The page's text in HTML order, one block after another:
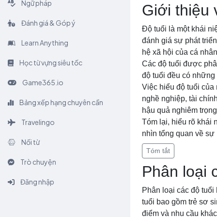
Ngữ pháp
Đánh giá & Góp ý
Learn Anything
Học từ vựng siêu tốc
Game365.io
Bảng xếp hạng chuyên cần
Travelingo
Nối từ
Trò chuyện
Đăng nhập
Giới thiệu
Độ tuổi là một khái
đánh giá sự phát
hệ xã hội của cá
Các độ tuổi được
độ tuổi đều có những
Việc hiểu độ tuổi của
nghề nghiệp, tài
hậu quả nghiêm
Tóm lại, hiểu rõ khái
nhìn tổng quan về
Tóm tắt
Phân loại
Phân loại các độ
tuổi bao gồm trẻ sơ
điểm và nhu cầu